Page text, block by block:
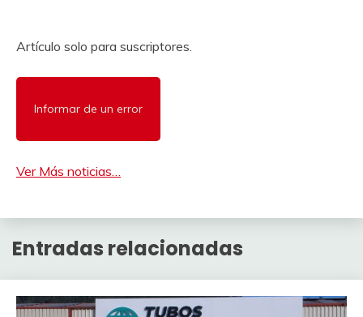
Artículo solo para suscriptores.
Informar de un error
Ver Más noticias…
Entradas relacionadas